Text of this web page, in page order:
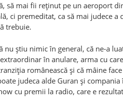
să mai fii reținut pe un aeroport
ci premeditat, ca să mai judece a
trebuie.
știu nimic în general, că ne-a
în anulare, arma cu
românească și că mâine
judeca alde Guran și
cu premii la radio, care e